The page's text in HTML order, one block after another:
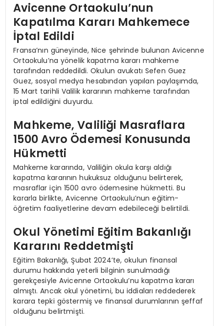
Avicenne Ortaokulu’nun
Kapatılma Kararı Mahkemece
İptal Edildi
Fransa’nın güneyinde, Nice şehrinde bulunan Avicenne
Ortaokulu’na yönelik kapatma kararı mahkeme
tarafından reddedildi. Okulun avukatı Sefen Guez
Guez, sosyal medya hesabından yapılan paylaşımda,
15 Mart tarihli Valilik kararının mahkeme tarafından
iptal edildiğini duyurdu.
Mahkeme, Valiliği Masraflara
1500 Avro Ödemesi Konusunda
Hükmetti
Mahkeme kararında, Valiliğin okula karşı aldığı
kapatma kararının hukuksuz olduğunu belirterek,
masraflar için 1500 avro ödemesine hükmetti. Bu
kararla birlikte, Avicenne Ortaokulu’nun eğitim-
öğretim faaliyetlerine devam edebileceği belirtildi.
Okul Yönetimi Eğitim Bakanlığı
Kararını Reddetmişti
Eğitim Bakanlığı, Şubat 2024’te, okulun finansal
durumu hakkında yeterli bilginin sunulmadığı
gerekçesiyle Avicenne Ortaokulu’nu kapatma kararı
almıştı. Ancak okul yönetimi, bu iddiaları reddederek
karara tepki göstermiş ve finansal durumlarının şeffaf
olduğunu belirtmişti.